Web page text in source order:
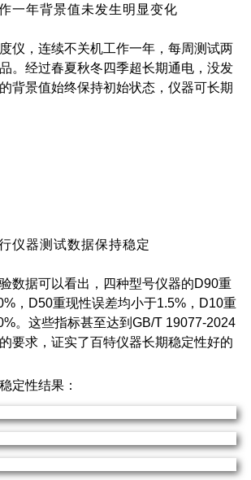
一年背景值未发生明显变化
仪，连续不关机工作一年，每周测试两
。经过春夏秋冬四季超长期通电，没发
背景值始终保持初始状态，仪器可长期
仪器测试数据保持稳定
数据可以看出，四种型号仪器的D90重
，D50重现性误差均小于1.5%，D10重
。这些指标甚至达到GB/T 19077-2024
要求，证实了百特仪器长期稳定性好的
定性结果：